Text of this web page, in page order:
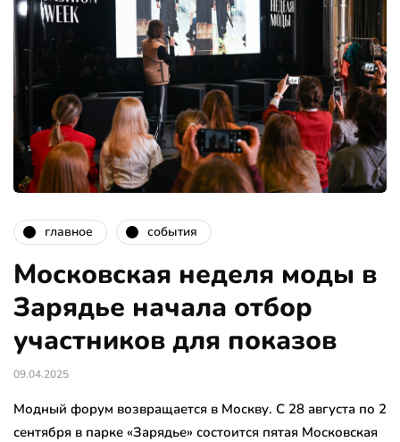
главное события
Московская неделя моды в
Зарядье начала отбор
участников для показов
09.04.2025
Модный форум возвращается в Москву. С 28 августа по 2
сентября в парке «Зарядье» состоится пятая Московская